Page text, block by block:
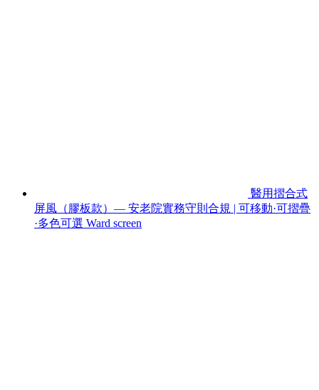
醫用摺合式
屏風（膠板款）— 安老院實務守則合規 | 可移動·可摺疊
·多色可選 Ward screen